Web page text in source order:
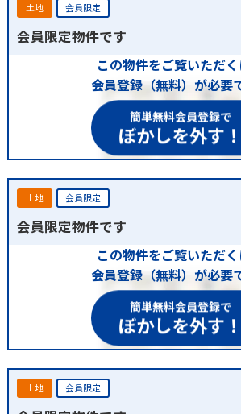
土地 会員限定
会員限定物件です
この物件をご覧いただ
会員登録（無料）が必要
簡単無料会員登録で
ぼかしを外す！
土地 会員限定
会員限定物件です
この物件をご覧いただ
会員登録（無料）が必要
簡単無料会員登録で
ぼかしを外す！
土地 会員限定